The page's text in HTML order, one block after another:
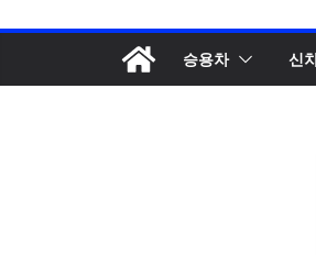
승용차 신